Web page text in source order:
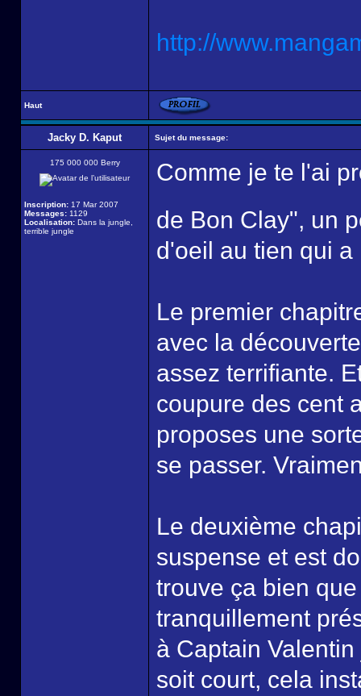
http://
Haut
Jacky D. Kaput Sujet du message:
175 000 000 Berry
Inscription: 17 Mar 2007
Messages: 1129
Localisation: Dans la jungle,
terrible jungle
Comme je te l'ai
de Bon Clay", un
d'oeil au tien qui a
Le premier
avec la
assez terrifiante.
coupure des cent
proposes une
se passer.
Le deuxième
suspense et est
trouve ça bien
tranquillement
à Captain
soit court, cela